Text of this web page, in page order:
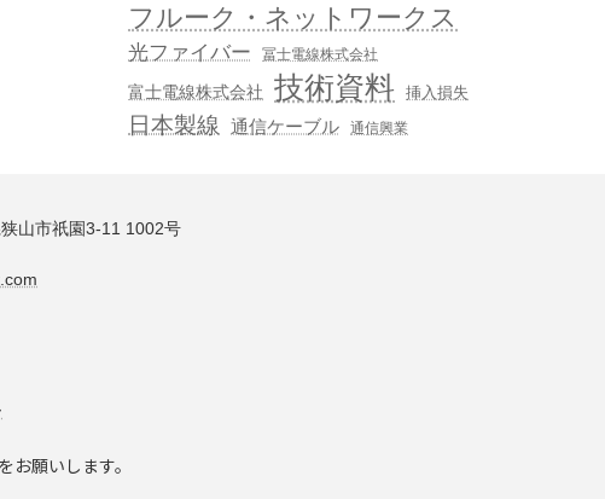
フルーク・ネットワークス
光ファイバー 冨士電線株式会社
富士電線株式会社 技術資料 挿入損失
日本製線 通信ケーブル 通信興業
山市祇園3-11 1002号
お願いします。